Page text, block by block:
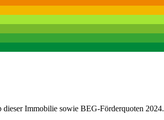
dieser Immobilie sowie BEG-Förderquoten 2024.